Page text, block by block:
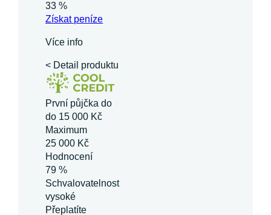
33 %
Získatpeníze
Více info
< Detail produktu
První půjčka do
do 15 000 Kč
Maximum
25 000 Kč
Hodnocení
79 %
Schvalovatelnost
vysoké
Přeplatíte